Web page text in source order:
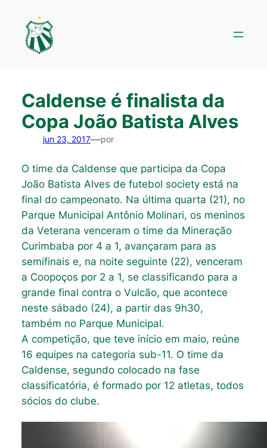
conteúdo
Caldense é finalista da
Copa João Batista Alves
jun 23, 2017—por
O time da Caldense que participa da Copa
João Batista Alves de futebol society está na
final do campeonato. Na última quarta (21), no
Parque Municipal Antônio Molinari, os meninos
da Veterana venceram o time da Mineração
Curimbaba por 4 a 1, avançaram para as
semifinais e, na noite seguinte (22), venceram
a Coopoços por 2 a 1, se classificando para a
grande final contra o Vulcão, que acontece
neste sábado (24), a partir das 9h30,
também no Parque Municipal.
A competição, que teve início em maio, reúne
16 equipes na categoria sub-11. O time da
Caldense, segundo colocado na fase
classificatória, é formado por 12 atletas, todos
sócios do clube.